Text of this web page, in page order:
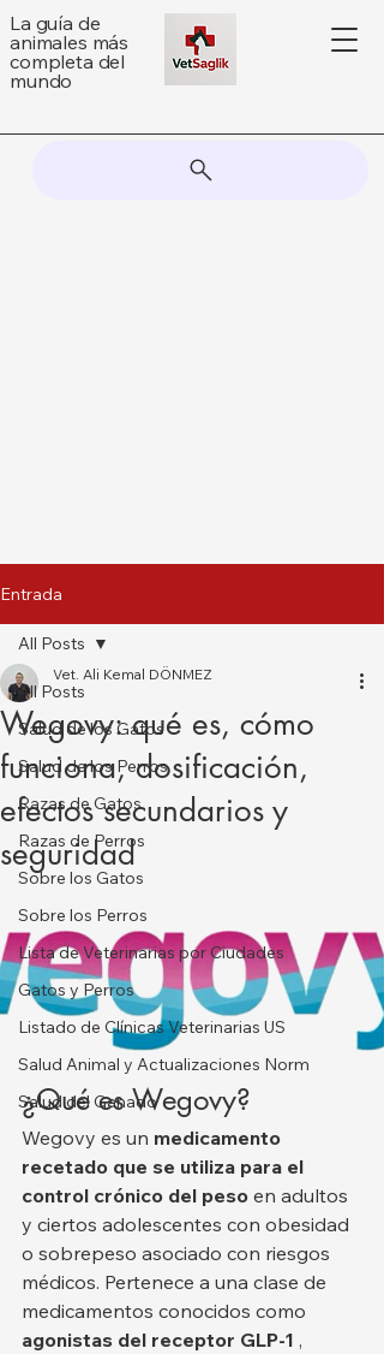
La guía de
animales más
completa del
mundo
Entrada
All Posts
Salud de los Gatos
Salud de los Perros
Razas de Gatos
Razas de Perros
Sobre los Gatos
Sobre los Perros
Lista de Veterinarias por Ciudades
Gatos y Perros
Listado de Clínicas Veterinarias US
Salud Animal y Actualizaciones Norm
Salud del Ganado
All Posts
Wegovy: qué es, cómo
funciona, dosificación,
efectos secundarios y
seguridad
Vet. Ali Kemal DÖNMEZ
¿Qué es Wegovy?
Wegovy es un medicamento
recetado que se utiliza para el
control crónico del peso en adultos
y ciertos adolescentes con obesidad
o sobrepeso asociado con riesgos
médicos. Pertenece a una clase de
medicamentos conocidos como
agonistas del receptor GLP-1 ,